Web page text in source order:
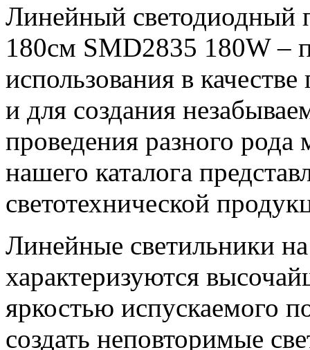
Линейный светодиодный
180см SMD2835 180W –
использования в
и для создания
проведения разного
нашего каталога
светотехнической
Линейные светильники
характеризуются
яркостью испускаемого
создать неповторимые